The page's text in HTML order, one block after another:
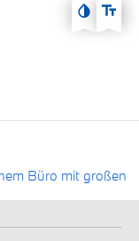
Zum Hauptmenü